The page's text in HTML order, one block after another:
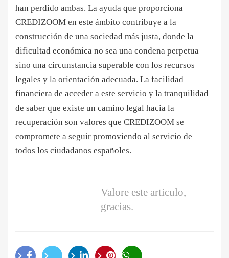
han perdido ambas. La ayuda que proporciona
CREDIZOOM en este ámbito contribuye a la
construcción de una sociedad más justa, donde la
dificultad económica no sea una condena perpetua
sino una circunstancia superable con los recursos
legales y la orientación adecuada. La facilidad
financiera de acceder a este servicio y la tranquilidad
de saber que existe un camino legal hacia la
recuperación son valores que CREDIZOOM se
compromete a seguir promoviendo al servicio de
todos los ciudadanos españoles.
Valore este artículo,
gracias.